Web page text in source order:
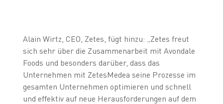
Alain Wirtz, CEO, Zetes, fügt hinzu: „Zetes freut
sich sehr über die Zusammenarbeit mit Avondale
Foods und besonders darüber, dass das
Unternehmen mit ZetesMedea seine Prozesse im
gesamten Unternehmen optimieren und schnell
und effektiv auf neue Herausforderungen auf dem